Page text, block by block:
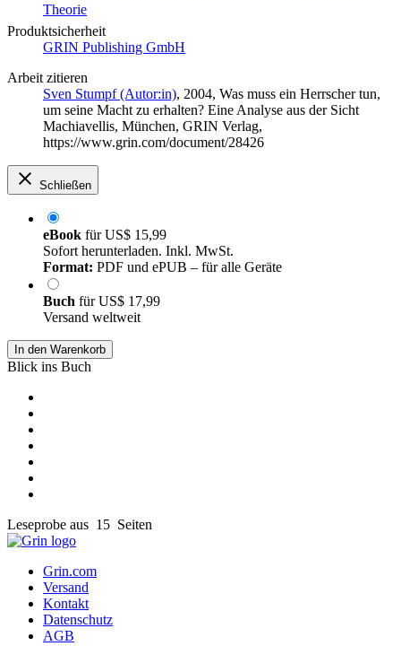
Theorie
Produktsicherheit
GRIN Publishing GmbH
Arbeit zitieren
Sven Stumpf (Autor:in), 2004, Was muss ein Herrscher tun,
um seine Macht zu erhalten? Eine Analyse aus der Sicht
Machiavellis, München, GRIN Verlag,
https://www.grin.com/document/28426
Schließen
eBook fürUS$ 15,99
Sofort herunterladen. Inkl. MwSt.
Format: PDF und ePUB – für alle Geräte
Buch fürUS$ 17,99
Versand weltweit
In den Warenkorb
Blick ins Buch
Leseprobe aus 15 Seiten
Grin.com
Versand
Kontakt
Datenschutz
AGB